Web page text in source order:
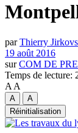
par Thierry
19 août 2016
sur COM DE
Temps de lecture:
A A
A
A
Réinitialisation